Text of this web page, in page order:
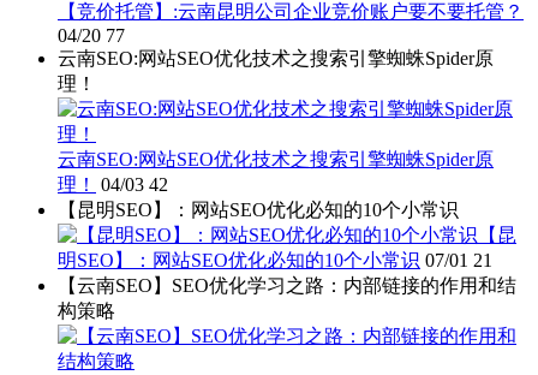
【竞价托管】:云南昆明公司企业竞价账户要不要托管？
04/20 77
云南SEO:网站SEO优化技术之搜索引擎蜘蛛Spider原
理！
云南SEO:网站SEO优化技术之搜索引擎蜘蛛Spider原
理！
04/03 42
【昆明SEO】：网站SEO优化必知的10个小常识
【昆
明SEO】：网站SEO优化必知的10个小常识 07/01 21
【云南SEO】SEO优化学习之路：内部链接的作用和结
构策略